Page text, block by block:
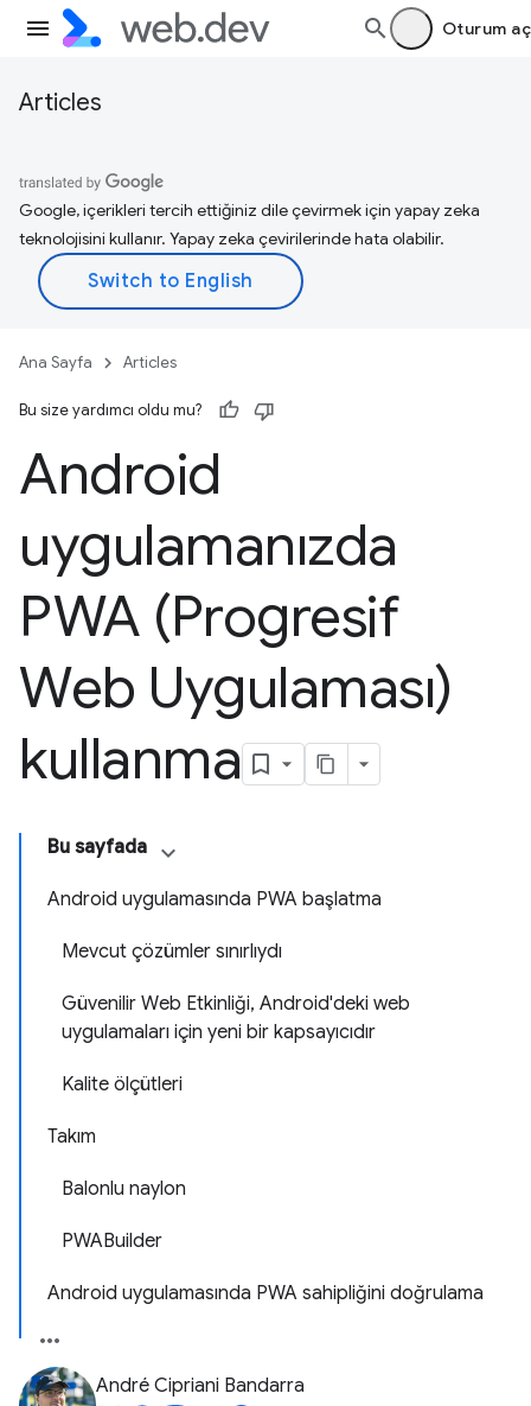
Oturum aç
Articles
Google, içerikleri tercih ettiğiniz dile çevirmek için yapay zeka
teknolojisini kullanır. Yapay zeka çevirilerinde hata olabilir.
Ana Sayfa Articles
Bu size yardımcı oldu mu?
Android
uygulamanızda
PWA (Progresif
Web Uygulaması)
kullanma
Bu sayfada
Android uygulamasında PWA başlatma
Mevcut çözümler sınırlıydı
Güvenilir Web Etkinliği, Android'deki web
uygulamaları için yeni bir kapsayıcıdır
Kalite ölçütleri
Takım
Balonlu naylon
PWABuilder
Android uygulamasında PWA sahipliğini doğrulama
André Cipriani Bandarra